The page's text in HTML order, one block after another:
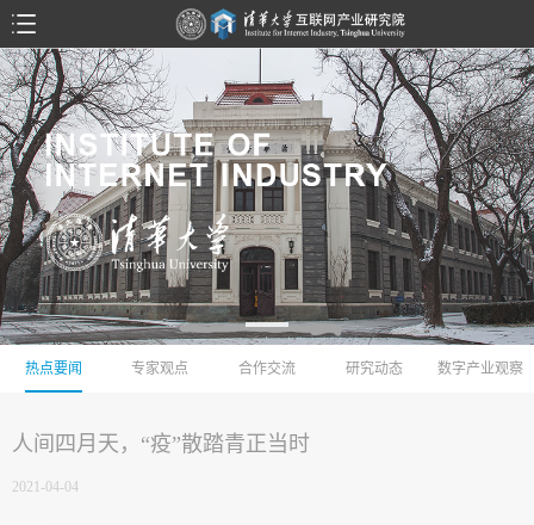
热点要闻 专家观点 合作交流 研究动态 数字产业观察
人间四月天，“疫”散踏青正当时
2021-04-04